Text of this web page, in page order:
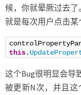
候，你就晕厥过去
就是每次用户点击某
this.
这个Bug很明显会导
被更新N次，并且这